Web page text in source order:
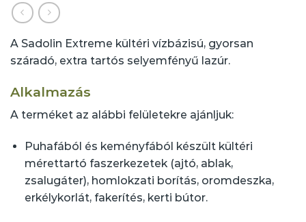
A Sadolin Extreme kültéri vízbázisú, gyorsan
száradó, extra tartós selyemfényű lazúr.
Alkalmazás
A terméket az alábbi felületekre ajánljuk:
Puhafából és keményfából készült kültéri
mérettartó faszerkezetek (ajtó, ablak,
zsalugáter), homlokzati borítás, oromdeszka,
erkélykorlát, fakerítés, kerti bútor.